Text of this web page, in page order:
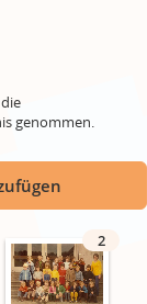
genommen.
2